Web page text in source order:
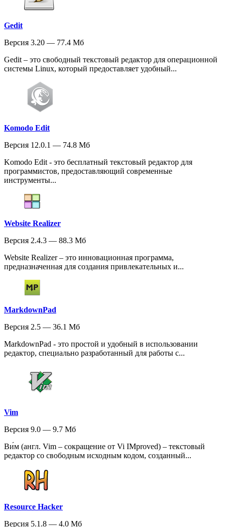
Gedit
Версия 3.20 — 77.4 Мб
Gedit – это свободный текстовый редактор для операционной
системы Linux, который предоставляет удобный...
Komodo Edit
Версия 12.0.1 — 74.8 Мб
Komodo Edit - это бесплатный текстовый редактор для
программистов, предоставляющий современные
инструменты...
Website Realizer
Версия 2.4.3 — 88.3 Мб
Website Realizer – это инновационная программа,
предназначенная для создания привлекательных и...
MarkdownPad
Версия 2.5 — 36.1 Мб
MarkdownPad - это простой и удобный в использовании
редактор, специально разработанный для работы с...
Vim
Версия 9.0 — 9.7 Мб
Ви́м (англ. Vim – сокращение от Vi IMproved) – текстовый
редактор со свободным исходным кодом, созданный...
Resource Hacker
Версия 5.1.8 — 4.0 Мб